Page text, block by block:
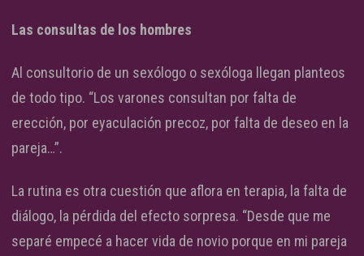
Las consultas de los hombres
Al consultorio de un sexólogo o sexóloga llegan planteos
de todo tipo. “Los varones consultan por falta de
erección, por eyaculación precoz, por falta de deseo en la
pareja…”.
La rutina es otra cuestión que aflora en terapia, la falta de
diálogo, la pérdida del efecto sorpresa. “Desde que me
separé empecé a hacer vida de novio porque en mi pareja